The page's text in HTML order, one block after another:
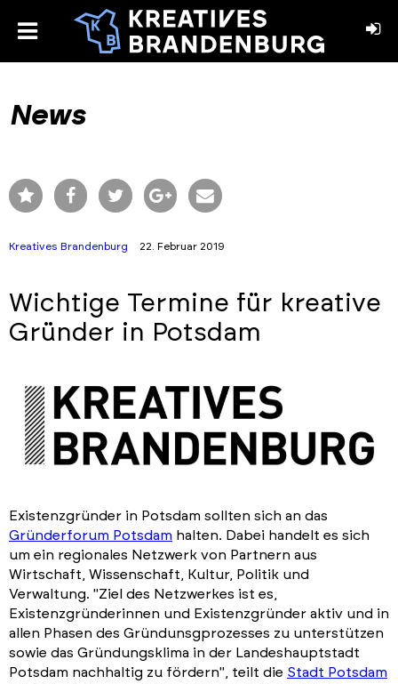
toggle
News
Kreatives Brandenburg 22. Februar 2019
Wichtige Termine für kreative
Gründer in Potsdam
Existenzgründer in Potsdam sollten sich an das
Gründerforum Potsdam halten. Dabei handelt es sich
um ein regionales Netzwerk von Partnern aus
Wirtschaft, Wissenschaft, Kultur, Politik und
Verwaltung. "Ziel des Netzwerkes ist es,
Existenzgründerinnen und Existenzgründer aktiv und in
allen Phasen des Gründunsgprozesses zu unterstützen
sowie das Gründungsklima in der Landeshauptstadt
Potsdam nachhaltig zu fördern", teilt die Stadt Potsdam